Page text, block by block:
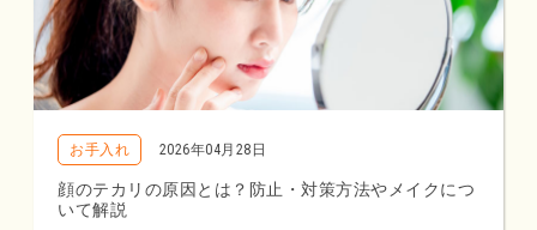
お手入れ 2026年04月28日
顔のテカリの原因とは？防止・対策方法やメイクにつ
いて解説